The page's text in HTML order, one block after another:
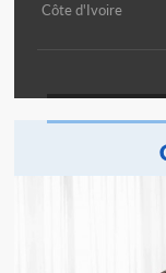
Côte d'Ivoire